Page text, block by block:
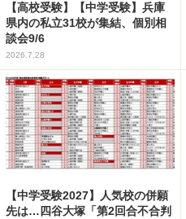
【高校受験】【中学受験】兵庫
県内の私立31校が集結、個別相
談会9/6
2026.7.28
【中学受験2027】人気校の併願
先は…四谷大塚「第2回合不合判